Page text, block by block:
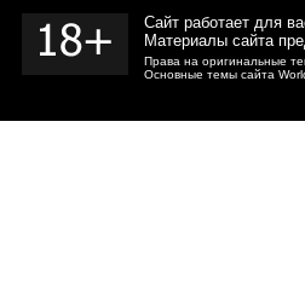
Сайт работает для
Материалы сайта
Права на оригинальные
Основные темы сайта